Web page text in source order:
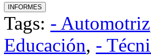
Tags: - Automotriz
Educación, -